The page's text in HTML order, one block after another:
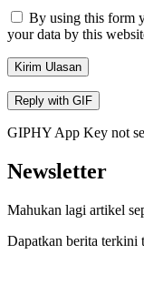
By using this form
your data by this
Kirim Ulasan
Reply with GIF
GIPHY App Key not
Newsletter
Mahukan lagi artikel
Dapatkan berita terkini